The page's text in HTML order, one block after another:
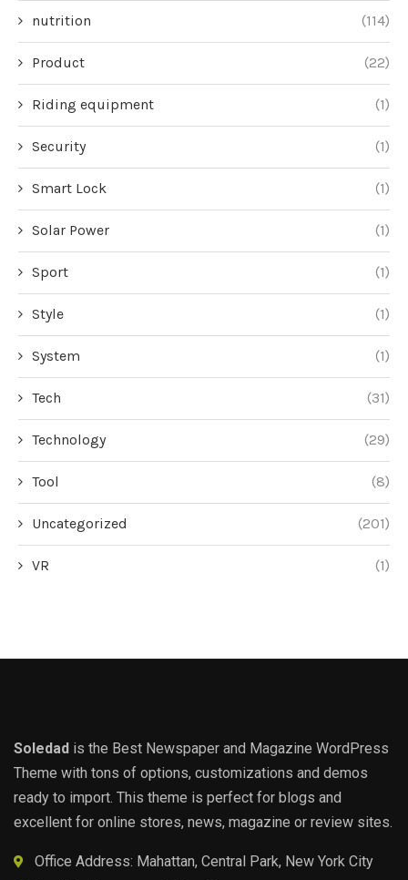
nutrition (114)
Product (22)
Riding equipment (1)
Security (1)
Smart Lock (1)
Solar Power (1)
Sport (1)
Style (1)
System (1)
Tech (31)
Technology (29)
Tool (8)
Uncategorized (201)
VR (1)
Soledad is the Best Newspaper and Magazine WordPress
Theme with tons of options, customizations and demos
ready to import. This theme is perfect for blogs and
excellent for online stores, news, magazine or review sites.
Office Address: Mahattan, Central Park, New York City